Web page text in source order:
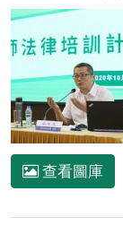
查看圖庫